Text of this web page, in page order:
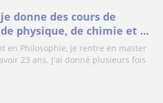
donne des cours de
physique, de chimie et de
en Philosophie, je rentre en master
23 ans. J'ai donné plusieurs fois